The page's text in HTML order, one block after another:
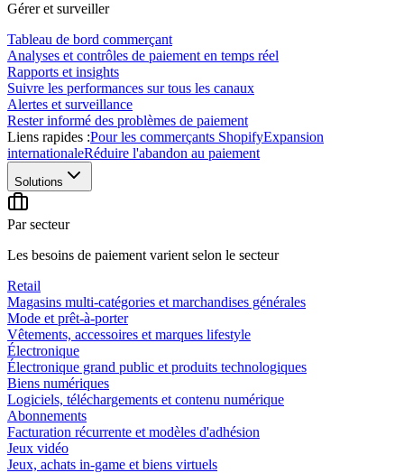
Gérer et surveiller
Tableau de bord commerçant
Analyses et contrôles de paiement en temps réel
Rapports et insights
Suivre les performances sur tous les canaux
Alertes et surveillance
Rester informé des problèmes de paiement
Liens rapides :Pour les commerçants ShopifyExpansion
internationaleRéduire l'abandon au paiement
Solutions
Par secteur
Les besoins de paiement varient selon le secteur
Retail
Magasins multi-catégories et marchandises générales
Mode et prêt-à-porter
Vêtements, accessoires et marques lifestyle
Électronique
Électronique grand public et produits technologiques
Biens numériques
Logiciels, téléchargements et contenu numérique
Abonnements
Facturation récurrente et modèles d'adhésion
Jeux vidéo
Jeux, achats in-game et biens virtuels